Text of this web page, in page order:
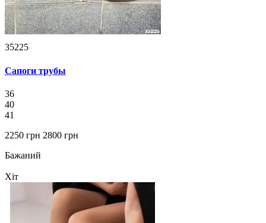
35225
Сапоги трубы
36
40
41
2250 грн 2800 грн
Бажаний
Хіт